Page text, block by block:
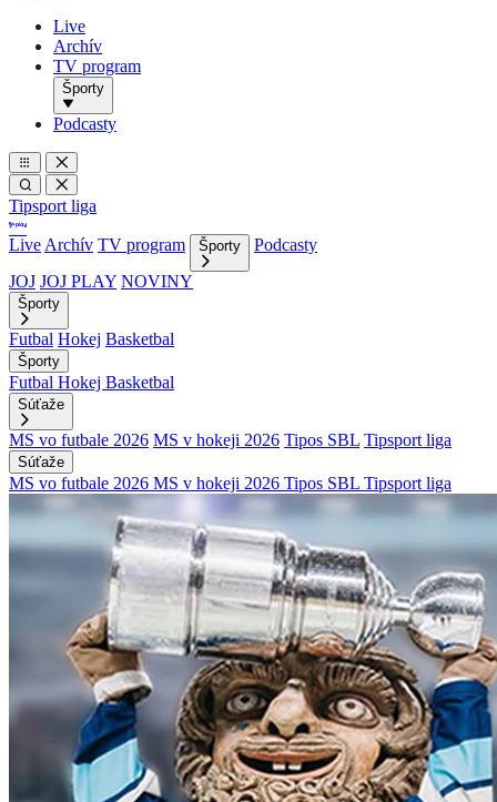
Live
Archív
TV program
Športy
Podcasty
Tipsport liga
Live Archív TV program Športy
Podcasty
JOJ JOJ PLAY NOVINY
Športy
Futbal Hokej Basketbal
Športy
Futbal Hokej Basketbal
Súťaže
MS vo futbale 2026 MS v hokeji 2026 Tipos SBL Tipsport liga
Súťaže
MS vo futbale 2026 MS v hokeji 2026 Tipos SBL Tipsport liga